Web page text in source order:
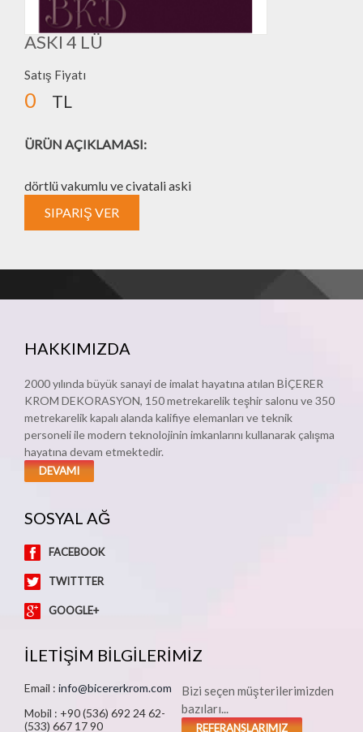
ASKI 4 LÜ
Satış Fiyatı
0 TL
ÜRÜN AÇIKLAMASI:
dörtlü vakumlu ve civatali aski
HAKKIMIZDA
2000 yılında büyük sanayi de imalat hayatına atılan BİÇERER
KROM DEKORASYON, 150 metrekarelik teşhir salonu ve 350
metrekarelik kapalı alanda kalifiye elemanları ve teknik
personeli ile modern teknolojinin imkanlarını kullanarak çalışma
hayatına devam etmektedir.
DEVAMI
SOSYAL AĞ
FACEBOOK
TWITTTER
GOOGLE+
İLETİŞİM BİLGİLERİMİZ
Email : info@bicererkrom.com
Mobil : +90 (536) 692 24 62-
(533) 667 17 90
Bizi seçen müşterilerimizden
bazıları...
REFERANSLARIMIZ